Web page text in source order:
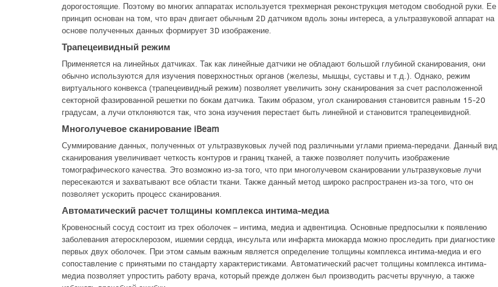
дорогостоящие. Поэтому во многих аппаратах используется трехмерная реконструкция методом свободной руки. Ее
принцип основан на том, что врач двигает обычным 2D датчиком вдоль зоны интереса, а ультразвуковой аппарат на
основе полученных данных формирует 3D изображение.
Трапецеивидный режим
Применяется на линейных датчиках. Так как линейные датчики не обладают большой глубиной сканирования, они
обычно используются для изучения поверхностных органов (железы, мышцы, суставы и т.д.). Однако, режим
виртуального конвекса (трапецеивидный режим) позволяет увеличить зону сканирования за счет расположенной
секторной фазированной решетки по бокам датчика. Таким образом, угол сканирования становится равным 15-20
градусам, а лучи отклоняются так, что зона изучения перестает быть линейной и становится трапецеивидной.
Многолучевое сканирование iBeam
Суммирование данных, полученных от ультразвуковых лучей под различными углами приема-передачи. Данный вид
сканирования увеличивает четкость контуров и границ тканей, а также позволяет получить изображение
томографического качества. Это возможно из-за того, что при многолучевом сканировании ультразвуковые лучи
пересекаются и захватывают все области ткани. Также данный метод широко распространен из-за того, что он
позволяет ускорить процесс сканирования.
Автоматический расчет толщины комплекса интима-медиа
Кровеносный сосуд состоит из трех оболочек – интима, медиа и адвентициа. Основные предпосылки к появлению
заболевания атеросклерозом, ишемии сердца, инсульта или инфаркта миокарда можно проследить при диагностике
первых двух оболочек. При этом самым важным является определение толщины комплекса интима-медиа и его
сопоставление с принятыми по стандарту характеристиками. Автоматический расчет толщины комплекса интима-
медиа позволяет упростить работу врача, который прежде должен был производить расчеты вручную, а также